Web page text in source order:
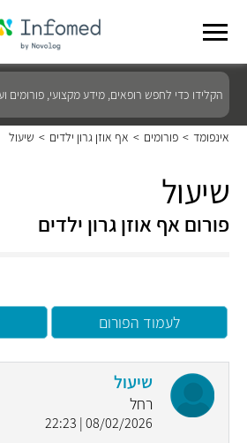
הקלידו
כדי
לחפש
רופאים,
מידע
ועוד...
אינפומד > פורומים > אף אוזן גרון ילדים > שיעול
שיעול
פורום אף אוזן גרון ילדים
לעמוד הפורום
שיעול
רחל
08/02/2026 | 22:23